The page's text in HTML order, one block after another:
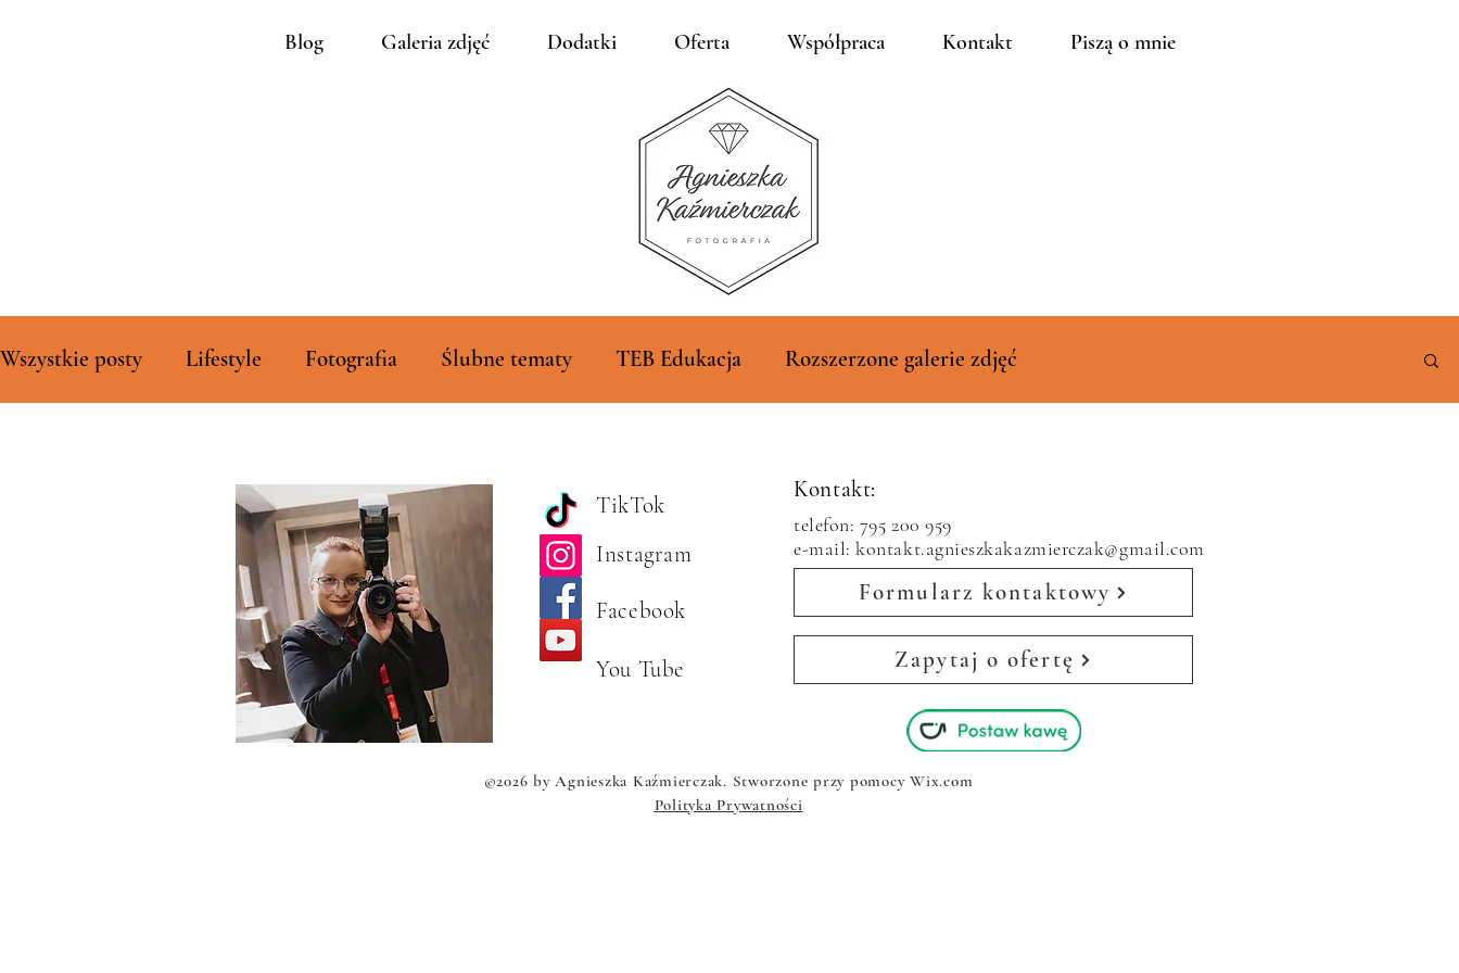
Blog Galeria zdjęć Dodatki Oferta Współpraca Kontakt Piszą o mnie
Wszystkie posty Lifestyle Fotografia Ślubne tematy TEB Edukacja Rozszerzone galerie zdjęć
TikTok
Instagram
Facebook
You Tube
Kontakt:
telefon: 795 200 959
e-mail: kontakt.agnieszkakazmierczak@gmail.com
Formularz kontaktowy
Zapytaj o ofertę
©2026 by Agnieszka Kaźmierczak. Stworzone przy pomocy Wix.com
Polityka Prywatności